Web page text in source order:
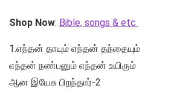
Shop Now: Bible, songs & etc
1.எந்தன் தாயும் எந்தன் தந்தையும்
எந்தன் நண்பனும் எந்தன் உயிரும்
ஆன இயேசு பிறந்தார்-2